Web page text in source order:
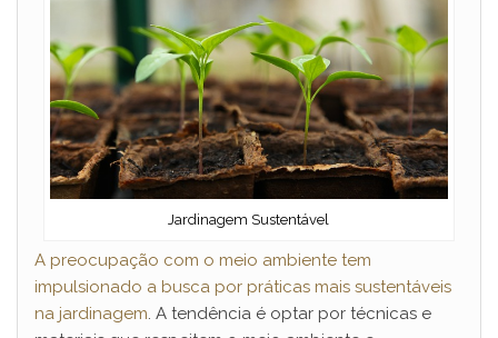
Jardinagem Sustentável
A preocupação com o meio ambiente tem
impulsionado a busca por práticas mais sustentáveis
na jardinagem. A tendência é optar por técnicas e